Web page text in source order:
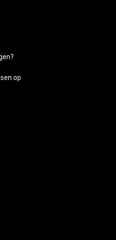
op